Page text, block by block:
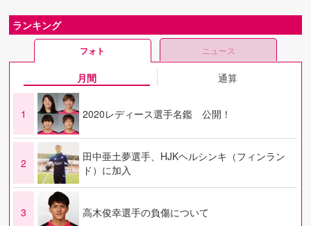
ランキング
フォト ニュース
月間 通算
1 2020レディース選手名鑑 公開！
2
田中亜土夢選手、HJKヘルシンキ（フィンラン
ド）に加入
3 高木俊幸選手の負傷について